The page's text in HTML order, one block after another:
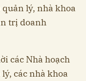
lý, nhà khoa
trị doanh
các Nhà hoạch
các nhà khoa